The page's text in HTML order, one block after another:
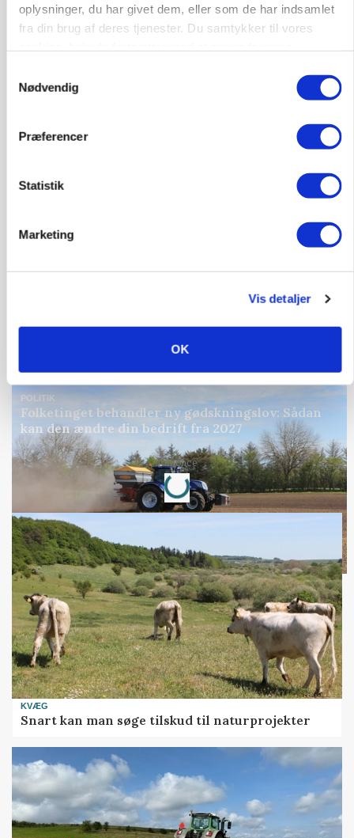
oplysninger, du har givet dem, eller som de har indsamlet
fra din brug af deres tjenester. Du samtykker til vores
Nødvendig
Præferencer
Statistik
Marketing
Vis detaljer
OK
Russisk mælkepris dykker 23 procent
»Nu stopper I«: Landbrugsdebattør og
gødskningslov
POLITIK
Folketinget behandler ny gødskningslov: Sådan
kan den ændre din bedrift fra 2027
Annonce
Loading...
KVÆG
Snart kan man søge tilskud til naturprojekter